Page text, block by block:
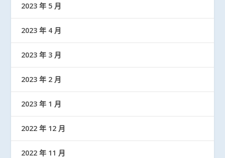
2023 年 5 月
2023 年 4 月
2023 年 3 月
2023 年 2 月
2023 年 1 月
2022 年 12 月
2022 年 11 月